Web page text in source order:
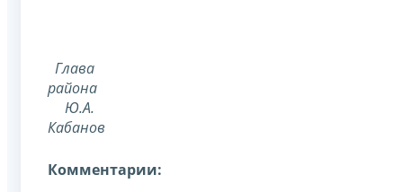
Глава
района
Ю.А.
Кабанов
Комментарии: